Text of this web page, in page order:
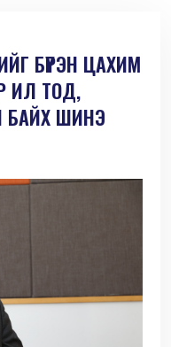
БҮРЭН ЦАХИМ
ИЛ ТОД,
БАЙХ ШИНЭ